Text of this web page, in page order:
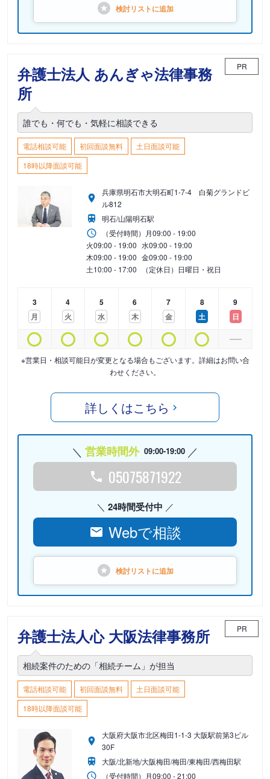
検討リストに追加
弁護士法人 あんぎゃ法律事務
所
PR
誰でも・何でも・気軽に相談できる
電話相談可能 初回面談無料
土日面談可能
18時以降面談可能
兵庫県明石市大明石町1-7-4 白菊グランドビ
ル812
明石/山陽明石駅
（受付時間） 月09:00 - 19:00
火09:00 - 19:00 水09:00 - 19:00
木09:00 - 19:00 金09:00 - 19:00
土10:00 - 17:00 （定休日）日曜日・祝日
3
月
4
火
5
水
6
木
7
金
8
土
9
日
※営業日・相談可能日が変更となる場合もございます。詳細はお問い合
わせください。
詳しくはこちら
営業時間外 09:00-19:00
05075871922
24時間受付中
Webで相談
検討リストに追加
弁護士法人心 大阪法律事務所 PR
相続案件のための「相続チーム」が担当
電話相談可能 初回面談無料
土日面談可能
18時以降面談可能
大阪府大阪市北区梅田1-1-3 大阪駅前第3ビル
30F
大阪/北新地/大阪梅田/梅田/東梅田/西梅田駅
（受付時間） 月09:00 - 21:00